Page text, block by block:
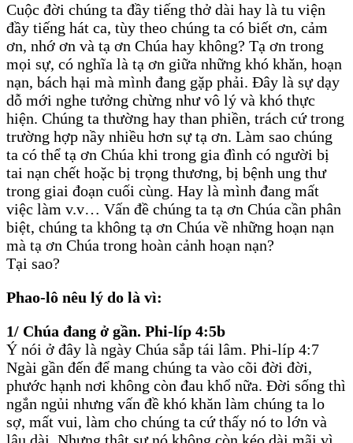
Cuộc đời chúng ta đầy tiếng thở dài hay là tu viện
đầy tiếng hát ca, tùy theo chúng ta có biết ơn, cảm
ơn, nhớ ơn và tạ ơn Chúa hay không? Tạ ơn trong
mọi sự, có nghĩa là tạ ơn giữa những khó khăn, hoạn
nạn, bách hại mà mình đang gặp phải. Đây là sự dạy
dỗ mới nghe tưởng chừng như vô lý và khó thực
hiện. Chúng ta thường hay than phiền, trách cứ trong
trường hợp nầy nhiều hơn sự tạ ơn. Làm sao chúng
ta có thể tạ ơn Chúa khi trong gia đình có người bị
tai nạn chết hoặc bị trọng thương, bị bệnh ung thư
trong giai đoạn cuối cùng. Hay là mình đang mất
việc làm v.v… Vấn đề chúng ta tạ ơn Chúa cần phân
biệt, chúng ta không tạ ơn Chúa về những hoạn nạn
mà tạ ơn Chúa trong hoàn cảnh hoạn nạn?
Tại sao?
Phao-lô nêu lý do là vì:
1/ Chúa đang ở gần. Phi-líp 4:5b
Ý nói ở đây là ngày Chúa sắp tái lâm. Phi-líp 4:7
Ngài gần đến để mang chúng ta vào cõi đời đời,
phước hạnh nơi không còn đau khổ nữa. Đời sống thì
ngắn ngủi nhưng vấn đề khó khăn làm chúng ta lo
sợ, mất vui, làm cho chúng ta cứ thấy nó to lớn và